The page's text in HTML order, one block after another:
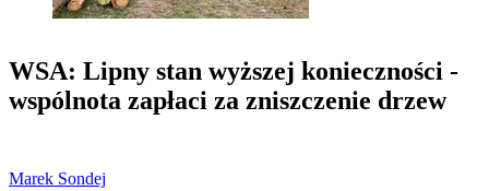
WSA: Lipny stan wyższej konieczności -
wspólnota zapłaci za zniszczenie drzew
Marek Sondej